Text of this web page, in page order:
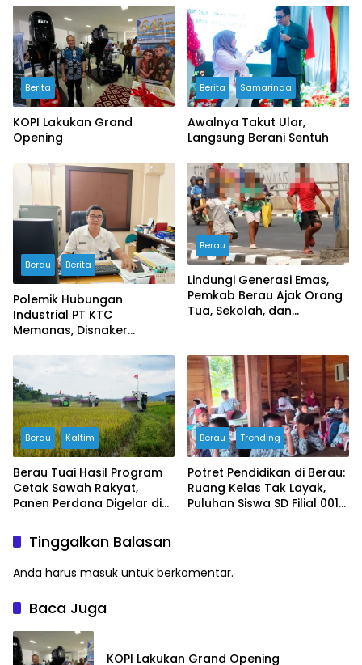
Berita
KOPI Lakukan Grand
Opening
Berita Samarinda
Awalnya Takut Ular,
Langsung Berani Sentuh
Berau Berita
Polemik Hubungan
Industrial PT KTC
Memanas, Disnaker
Serikat Buruh Soroti
Prosedur PHK
Berau
Lindungi Generasi Emas,
Pemkab Berau Ajak Orang
Tua, Sekolah, dan
Berau Kaltim
Berau Tuai Hasil Program
Cetak Sawah Rakyat,
Panen Perdana Digelar di
Berau Trending
Potret Pendidikan di Berau:
Ruang Kelas Tak Layak,
Puluhan Siswa SD Filial 001
Tinggalkan Balasan
Anda harus masuk untuk berkomentar.
Baca Juga
KOPI Lakukan Grand Opening